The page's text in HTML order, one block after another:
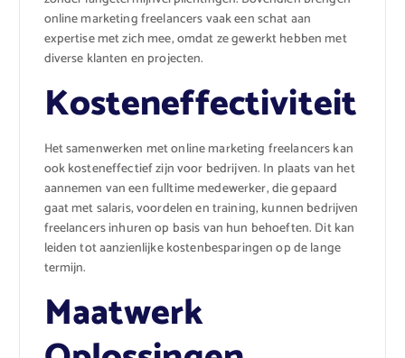
online marketing freelancers vaak een schat aan
expertise met zich mee, omdat ze gewerkt hebben met
diverse klanten en projecten.
Kosteneffectiviteit
Het samenwerken met online marketing freelancers kan
ook kosteneffectief zijn voor bedrijven. In plaats van het
aannemen van een fulltime medewerker, die gepaard
gaat met salaris, voordelen en training, kunnen bedrijven
freelancers inhuren op basis van hun behoeften. Dit kan
leiden tot aanzienlijke kostenbesparingen op de lange
termijn.
Maatwerk